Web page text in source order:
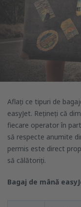
Aflați ce tipuri de
easyJet. Rețineți că
fiecare operator în
să respecte anumite
permis este direct
să călătoriți.
Bagaj de mână